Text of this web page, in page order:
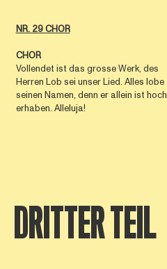
NR. 29 CHOR
CHOR
Vollendet ist das grosse Werk, des
Herren Lob sei unser Lied. Alles lobe
seinen Namen, denn er allein ist hoch
erhaben. Alleluja!
DRITTER TEIL